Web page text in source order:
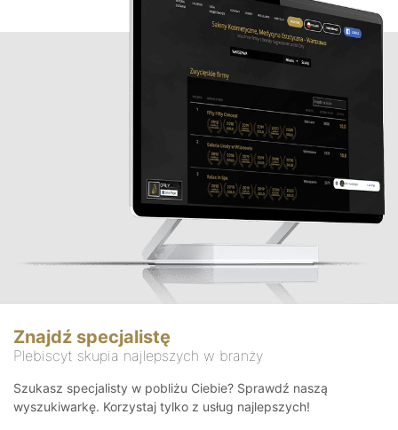
Znajdź specjalistę
Plebiscyt skupia najlepszych w branży
Szukasz specjalisty w pobliżu Ciebie? Sprawdź naszą
wyszukiwarkę. Korzystaj tylko z usług najlepszych!